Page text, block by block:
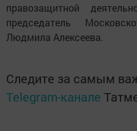
правозащитной
председатель
Людмила Алексеева.
Следите за самым
Telegram-канале